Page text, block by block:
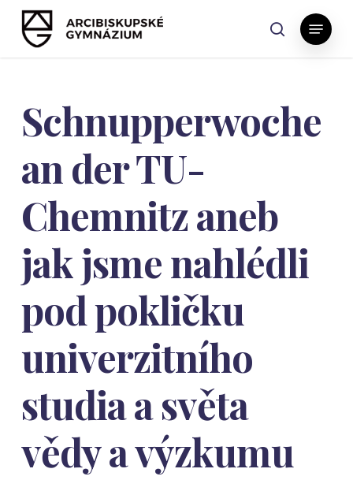
Skip
main
search
Menu
Schnupperwoche
an der TU-
Chemnitz aneb
jak jsme nahlédli
pod pokličku
univerzitního
studia a světa
vědy a výzkumu